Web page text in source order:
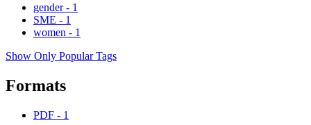
gender - 1
SME - 1
women - 1
Show Only Popular Tags
Formats
PDF - 1